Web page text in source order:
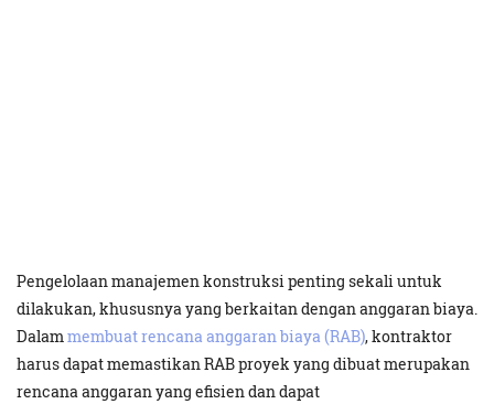
Pengelolaan manajemen konstruksi penting sekali untuk
dilakukan, khususnya yang berkaitan dengan anggaran biaya.
Dalammembuat rencana anggaran biaya (RAB), kontraktor
harus dapat memastikan RAB proyek yang dibuat merupakan
rencana anggaran yang efisien dan dapat